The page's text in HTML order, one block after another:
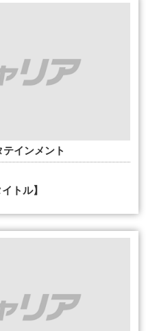
インメント
トル】